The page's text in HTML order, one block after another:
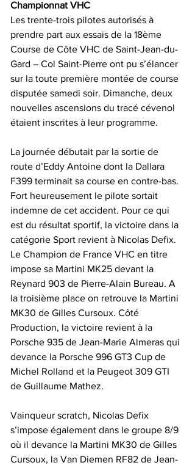
Championnat VHC
Les trente-trois pilotes autorisés à
prendre part aux essais de la 18ème
Course de Côte VHC de Saint-Jean-du-
Gard – Col Saint-Pierre ont pu s’élancer
sur la toute première montée de course
disputée samedi soir. Dimanche, deux
nouvelles ascensions du tracé cévenol
étaient inscrites à leur programme.
La journée débutait par la sortie de
route d’Eddy Antoine dont la Dallara
F399 terminait sa course en contre-bas.
Fort heureusement le pilote sortait
indemne de cet accident. Pour ce qui
est du résultat sportif, la victoire dans la
catégorie Sport revient à Nicolas Defix.
Le Champion de France VHC en titre
impose sa Martini MK25 devant la
Reynard 903 de Pierre-Alain Bureau. A
la troisième place on retrouve la Martini
MK30 de Gilles Cursoux. Côté
Production, la victoire revient à la
Porsche 935 de Jean-Marie Almeras qui
devance la Porsche 996 GT3 Cup de
Michel Rolland et la Peugeot 309 GTI
de Guillaume Mathez.
Vainqueur scratch, Nicolas Defix
s’impose également dans le groupe 8/9
où il devance la Martini MK30 de Gilles
Cursoux, la Van Diemen RF82 de Jean-